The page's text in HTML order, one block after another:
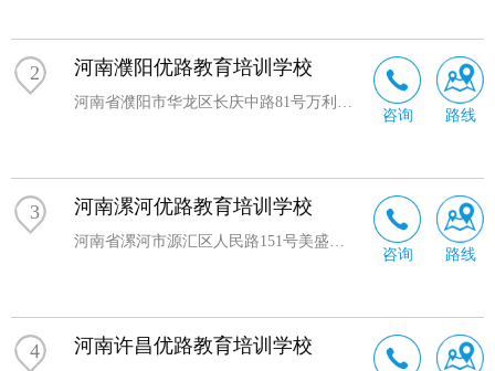
2 河南濮阳优路教育培训学校
河南省濮阳市华龙区长庆中路81号万利财富广场708室
咨询 路线
3 河南漯河优路教育培训学校
河南省漯河市源汇区人民路151号美盛大厦A座8层823室
咨询 路线
4 河南许昌优路教育培训学校